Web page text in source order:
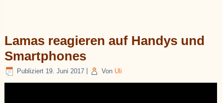
Lamas reagieren auf Handys und
Smartphones
Publiziert 19. Juni 2017 Von Uli